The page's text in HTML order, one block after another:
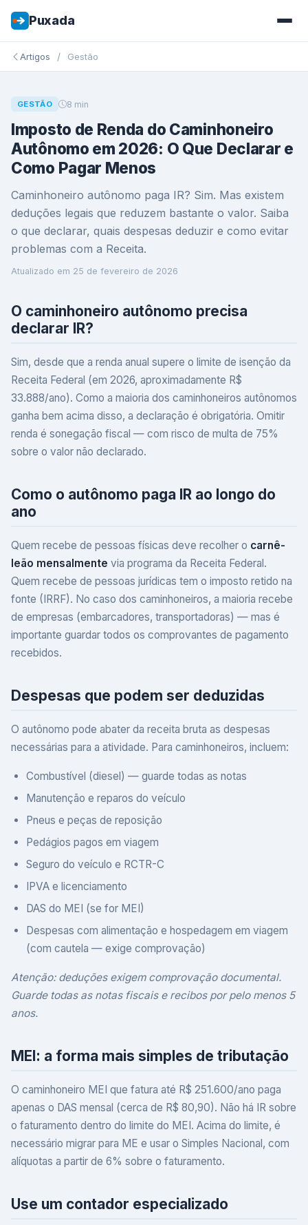
Puxada
Artigos / Gestão
GESTÃO 8 min
Imposto de Renda do Caminhoneiro
Autônomo em 2026: O Que Declarar e
Como Pagar Menos
Caminhoneiro autônomo paga IR? Sim. Mas existem
deduções legais que reduzem bastante o valor. Saiba
o que declarar, quais despesas deduzir e como evitar
problemas com a Receita.
Atualizado em 25 de fevereiro de 2026
O caminhoneiro autônomo precisa
declarar IR?
Sim, desde que a renda anual supere o limite de isenção da
Receita Federal (em 2026, aproximadamente R$
33.888/ano). Como a maioria dos caminhoneiros autônomos
ganha bem acima disso, a declaração é obrigatória. Omitir
renda é sonegação fiscal — com risco de multa de 75%
sobre o valor não declarado.
Como o autônomo paga IR ao longo do
ano
Quem recebe de pessoas físicas deve recolher o carnê-
leão mensalmente via programa da Receita Federal.
Quem recebe de pessoas jurídicas tem o imposto retido na
fonte (IRRF). No caso dos caminhoneiros, a maioria recebe
de empresas (embarcadores, transportadoras) — mas é
importante guardar todos os comprovantes de pagamento
recebidos.
Despesas que podem ser deduzidas
O autônomo pode abater da receita bruta as despesas
necessárias para a atividade. Para caminhoneiros, incluem:
Combustível (diesel) — guarde todas as notas
Manutenção e reparos do veículo
Pneus e peças de reposição
Pedágios pagos em viagem
Seguro do veículo e RCTR-C
IPVA e licenciamento
DAS do MEI (se for MEI)
Despesas com alimentação e hospedagem em viagem
(com cautela — exige comprovação)
Atenção: deduções exigem comprovação documental.
Guarde todas as notas fiscais e recibos por pelo menos 5
anos.
MEI: a forma mais simples de tributação
O caminhoneiro MEI que fatura até R$ 251.600/ano paga
apenas o DAS mensal (cerca de R$ 80,90). Não há IR sobre
o faturamento dentro do limite do MEI. Acima do limite, é
necessário migrar para ME e usar o Simples Nacional, com
alíquotas a partir de 6% sobre o faturamento.
Use um contador especializado